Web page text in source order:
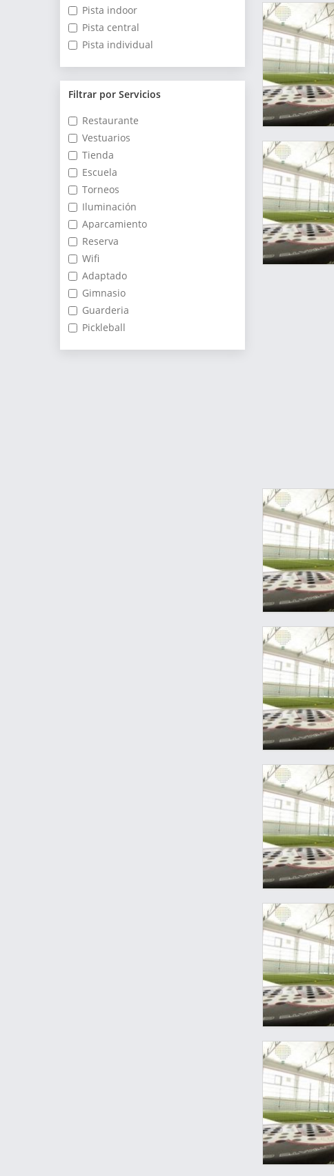
Pista indoor
Pista central
Pista individual
Filtrar por Servicios
Restaurante
Vestuarios
Tienda
Escuela
Torneos
Iluminación
Aparcamiento
Reserva
Wifi
Adaptado
Gimnasio
Guarderia
Pickleball